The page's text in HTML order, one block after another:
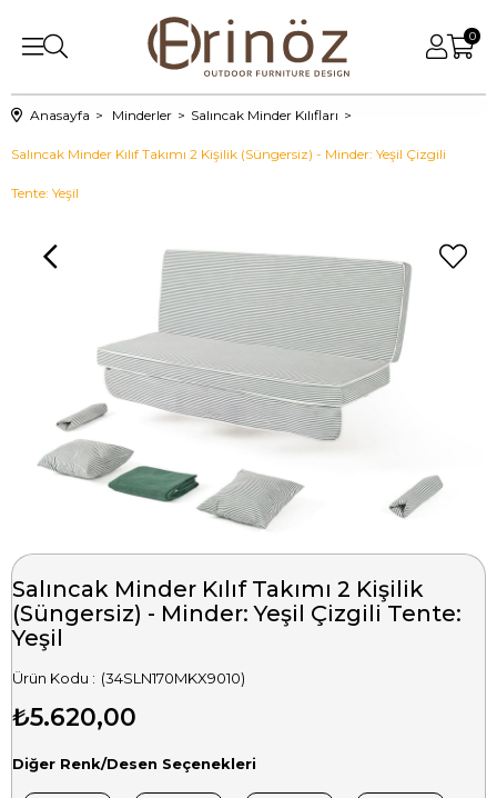
0
Anasayfa Minderler Salıncak Minder Kılıfları
Salıncak Minder Kılıf Takımı 2 Kişilik (Süngersiz) - Minder: Yeşil Çizgili
Tente: Yeşil
Salıncak Minder Kılıf Takımı 2 Kişilik
(Süngersiz) - Minder: Yeşil Çizgili Tente:
Yeşil
(34SLN170MKX9010)
₺5.620,00
Diğer Renk/Desen Seçenekleri